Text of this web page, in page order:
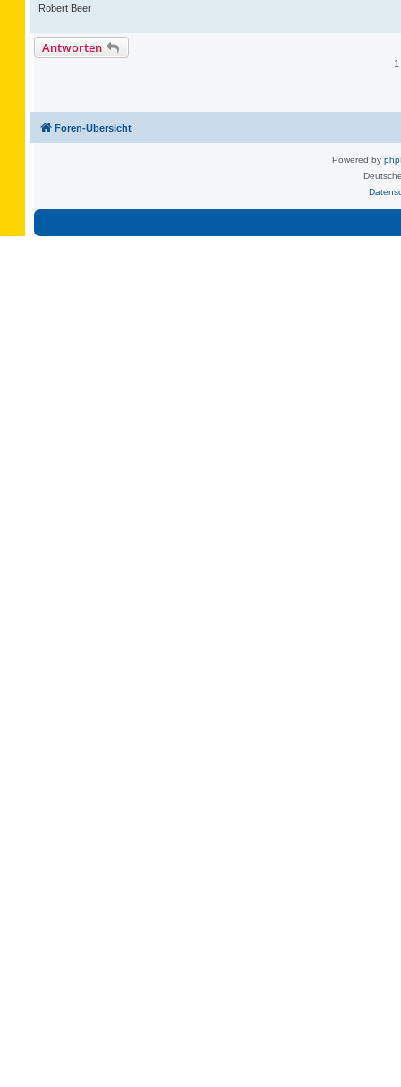
Robert Beer
Antworten
Foren-Übersicht
Powered by